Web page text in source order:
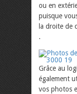
ou en
puisque
la droite de
.
Grâce au
également
vos photos